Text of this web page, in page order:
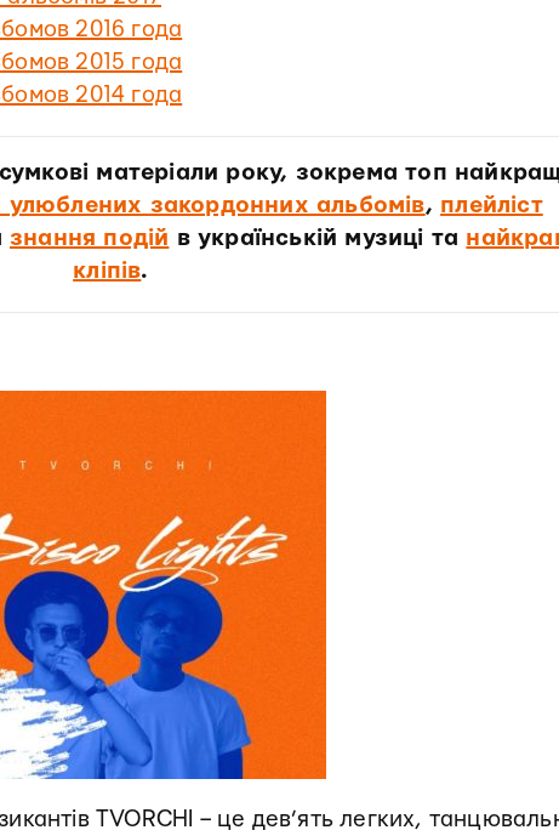
2016 года
2015 года
2014 года
матеріали року, зокрема топ
улюблених закордонних альбомів, плейліст
знання подій в українській музиці та
кліпів.
TVORCHI – це дев’ять легких,